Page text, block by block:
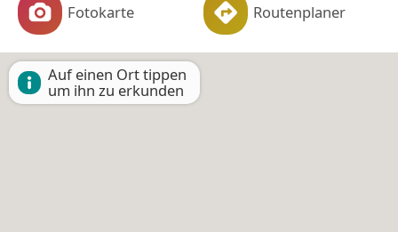
Fotokarte Routenplaner
Auf einen Ort tippen
um ihn zu erkunden